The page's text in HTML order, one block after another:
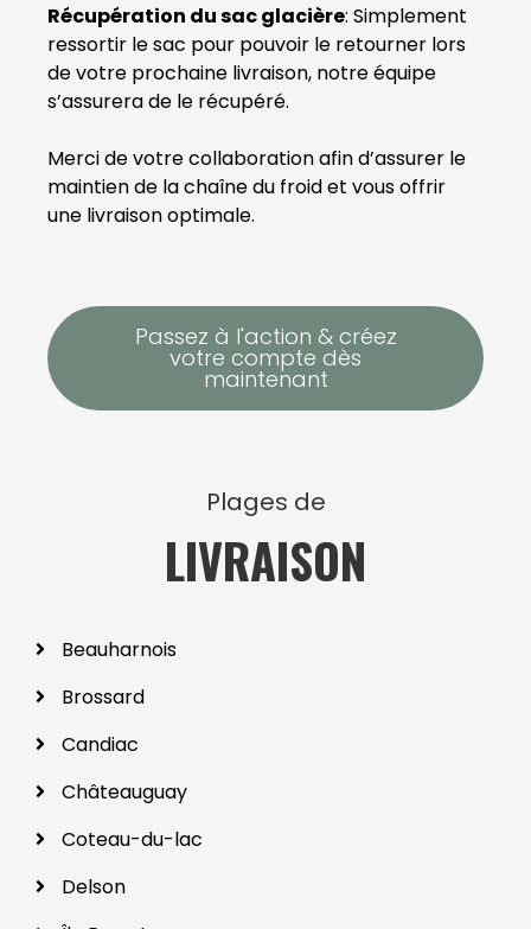
Récupération du sac glacière: Simplement
ressortir le sac pour pouvoir le retourner lors
de votre prochaine livraison, notre équipe
s’assurera de le récupéré.
Merci de votre collaboration afin d’assurer le
maintien de la chaîne du froid et vous offrir
une livraison optimale.
Passez à l'action & créez
votre compte dès
maintenant
Plages de
LIVRAISON
Beauharnois
Brossard
Candiac
Châteauguay
Coteau-du-lac
Delson